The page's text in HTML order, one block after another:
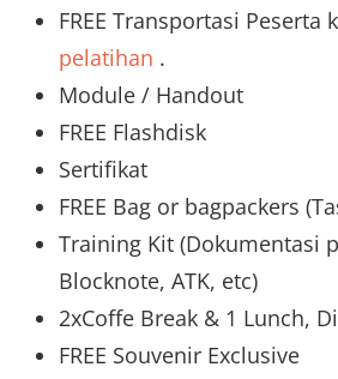
FREE Transportasi Peserta
pelatihan .
Module / Handout
FREE Flashdisk
Sertifikat
FREE Bag or bagpackers
Training Kit (Dokumentasi
Blocknote, ATK, etc)
2xCoffe Break & 1 Lunch,
FREE Souvenir Exclusive